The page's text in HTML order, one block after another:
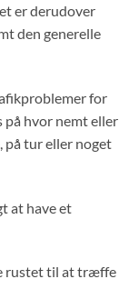
er derudover
den generelle
for
på hvor nemt eller
på tur eller noget
at have et
rustet til at træffe